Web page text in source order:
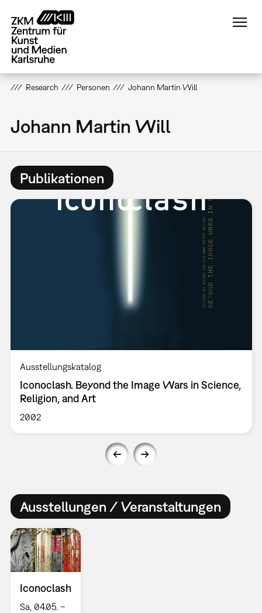
zum
Inhalt
Research Personen Johann Martin Will
Johann Martin Will
Publikationen
Ausstellungskatalog
Iconoclash. Beyond the Image Wars in Science,
Religion, and Art
2002
Ausstellungen / Veranstaltungen
Iconoclash
Sa, 04.05. –